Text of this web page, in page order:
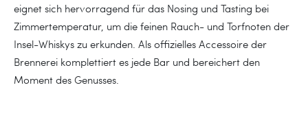
eignet sich hervorragend für das Nosing und Tasting bei
Zimmertemperatur, um die feinen Rauch- und Torfnoten der
Insel-Whiskys zu erkunden. Als offizielles Accessoire der
Brennerei komplettiert es jede Bar und bereichert den
Moment des Genusses.